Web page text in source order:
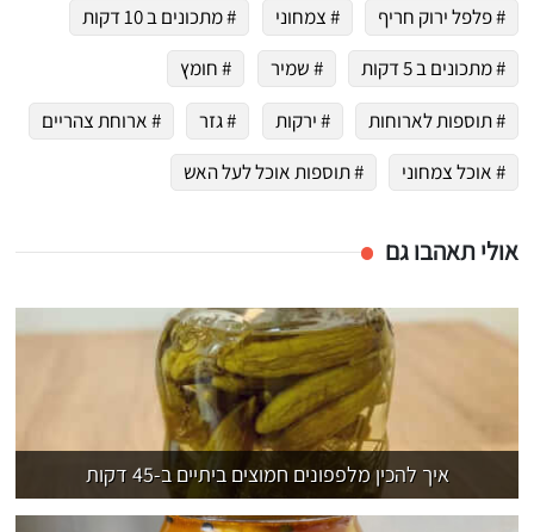
# פלפל ירוק חריף
# צמחוני
# מתכונים ב 10 דקות
# מתכונים ב 5 דקות
# שמיר
# חומץ
# תוספות לארוחות
# ירקות # גזר
# ארוחת צהריים
# אוכל צמחוני
# תוספות אוכל לעל האש
אולי תאהבו גם
איך להכין מלפפונים חמוצים ביתיים ב-45 דקות